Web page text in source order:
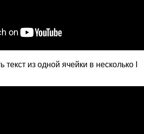
текст из одной ячейки в несколько I